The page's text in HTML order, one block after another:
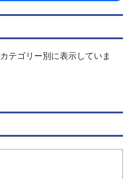
テゴリー別に表示していま